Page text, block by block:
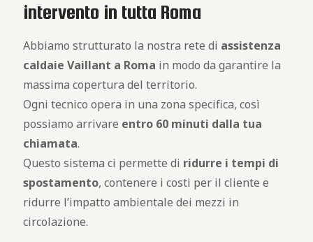
intervento in tutta Roma
Abbiamo strutturato la nostra rete di assistenza
caldaie Vaillant a Roma in modo da garantire la
massima copertura del territorio.
Ogni tecnico opera in una zona specifica, così
possiamo arrivare entro 60 minuti dalla tua
chiamata.
Questo sistema ci permette di ridurre i tempi di
spostamento, contenere i costi per il cliente e
ridurre l’impatto ambientale dei mezzi in
circolazione.